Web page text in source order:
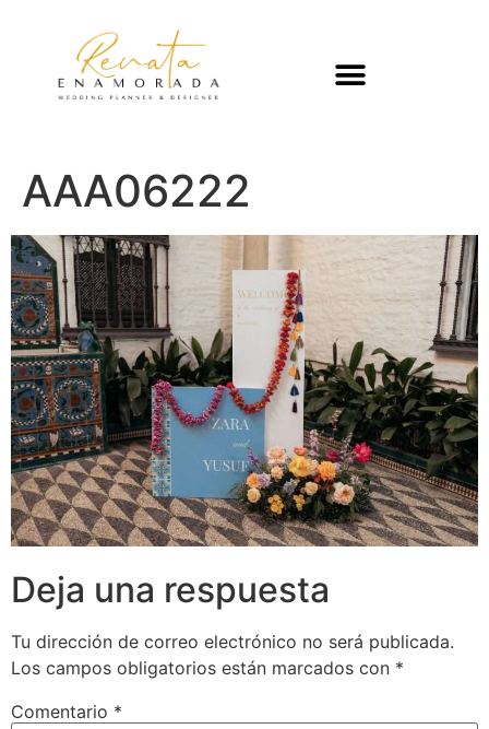
AAA06222
Deja una respuesta
Tu dirección de correo electrónico no será publicada.
Los campos obligatorios están marcados con *
Comentario *